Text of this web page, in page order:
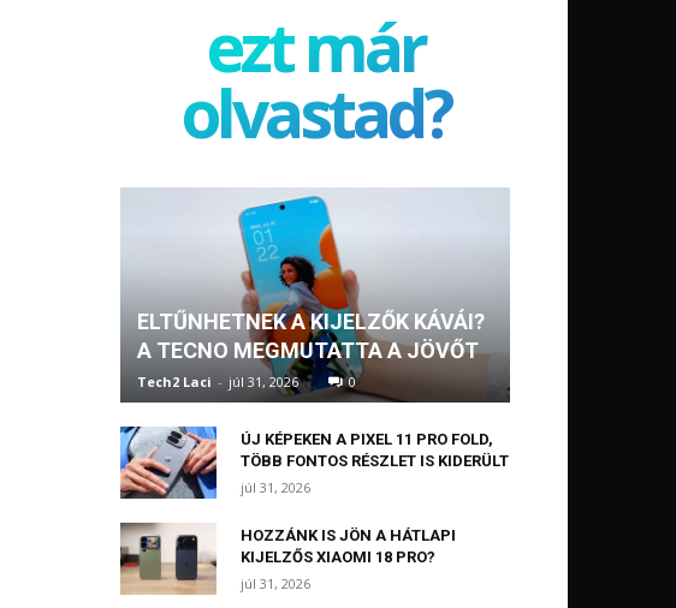
ezt már
olvastad?
ELTŰNHETNEK A KIJELZŐK KÁVÁI?
A TECNO MEGMUTATTA A JÖVŐT
Tech2 Laci - júl 31, 2026 0
ÚJ KÉPEKEN A PIXEL 11 PRO FOLD,
TÖBB FONTOS RÉSZLET IS KIDERÜLT
júl 31, 2026
HOZZÁNK IS JÖN A HÁTLAPI
KIJELZŐS XIAOMI 18 PRO?
júl 31, 2026